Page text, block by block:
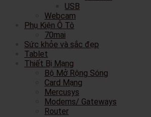
USB
Webcam
Phụ Kiện Ô Tô
70mai
Sức khỏe và sắc đẹp
Tablet
Thiết Bị Mạng
Bộ Mở Rộng Sóng
Card Mạng
Mercusys
Modems/ Gateways
Router